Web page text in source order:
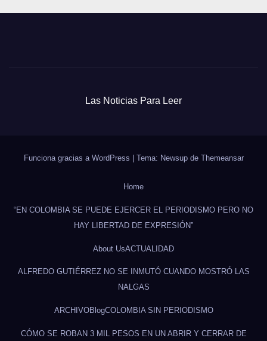
Las Noticias Para Leer
Funciona gracias a WordPress | Tema: Newsup de Themeansar
Home
“EN COLOMBIA SE PUEDE EJERCER EL PERIODISMO PERO NO
HAY LIBERTAD DE EXPRESIÓN”
About UsACTUALIDAD
ALFREDO GUTIÉRREZ NO SE INMUTÓ CUANDO MOSTRÓ LAS
NALGAS
ARCHIVOBlogCOLOMBIA SIN PERIODISMO
CÓMO SE ROBAN 3 MIL PESOS EN UN ABRIR Y CERRAR DE